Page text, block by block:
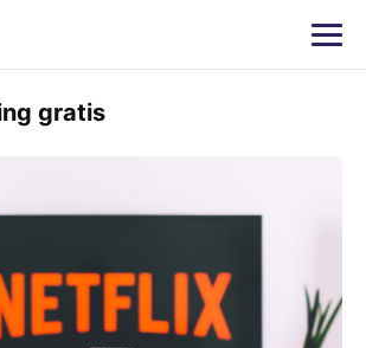
gratis